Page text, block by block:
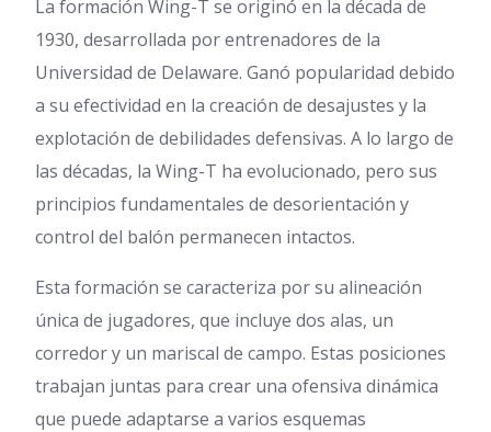
La formación Wing-T se originó en la década de
1930, desarrollada por entrenadores de la
Universidad de Delaware. Ganó popularidad debido
a su efectividad en la creación de desajustes y la
explotación de debilidades defensivas. A lo largo de
las décadas, la Wing-T ha evolucionado, pero sus
principios fundamentales de desorientación y
control del balón permanecen intactos.
Esta formación se caracteriza por su alineación
única de jugadores, que incluye dos alas, un
corredor y un mariscal de campo. Estas posiciones
trabajan juntas para crear una ofensiva dinámica
que puede adaptarse a varios esquemas